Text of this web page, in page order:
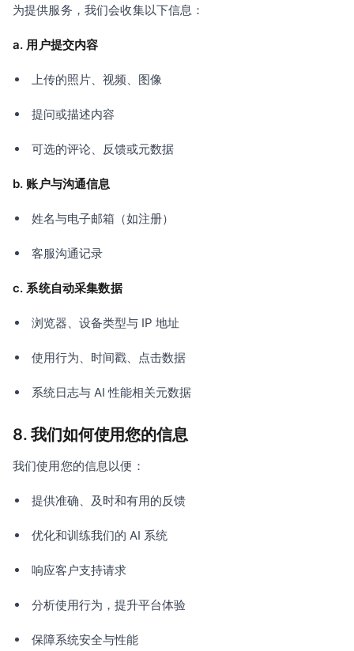
为提供服务，我们会收集以下信息：
a. 用户提交内容
上传的照片、视频、图像
提问或描述内容
可选的评论、反馈或元数据
b. 账户与沟通信息
姓名与电子邮箱（如注册）
客服沟通记录
c. 系统自动采集数据
浏览器、设备类型与 IP 地址
使用行为、时间戳、点击数据
系统日志与 AI 性能相关元数据
8. 我们如何使用您的信息
我们使用您的信息以便：
提供准确、及时和有用的反馈
优化和训练我们的 AI 系统
响应客户支持请求
分析使用行为，提升平台体验
保障系统安全与性能